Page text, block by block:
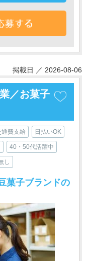
掲載日 ／ 2026-08-06
／お菓子
通費支給 日払いOK
40・50代活躍中
し
菓子ブランドの